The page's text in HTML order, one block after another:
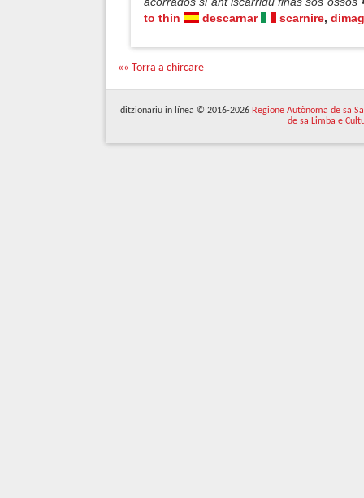
to thin
descarnar scarnire,
«« Torra a chircare
ditzionariu in línea © 2016-2026 Regione Autònoma de sa
de sa Limba e